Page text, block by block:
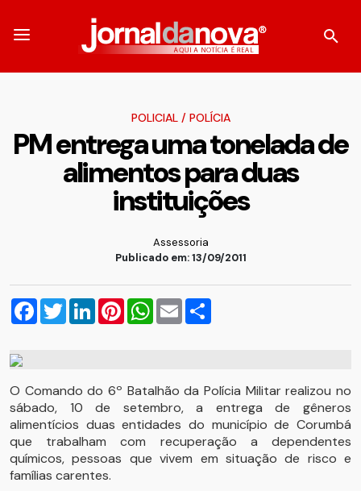
POLICIAL/ POLÍCIA
PM entrega uma tonelada de
alimentos para duas
instituições
Assessoria
Publicado em: 13/09/2011
Facebook
TwitterLinkedInPinterestWhatsApp
Email
O Comando do 6º Batalhão da Polícia Militar realizou no
sábado, 10 de setembro, a entrega de gêneros
alimentícios duas entidades do município de Corumbá
que trabalham com recuperação a dependentes
químicos, pessoas que vivem em situação de risco e
famílias carentes.